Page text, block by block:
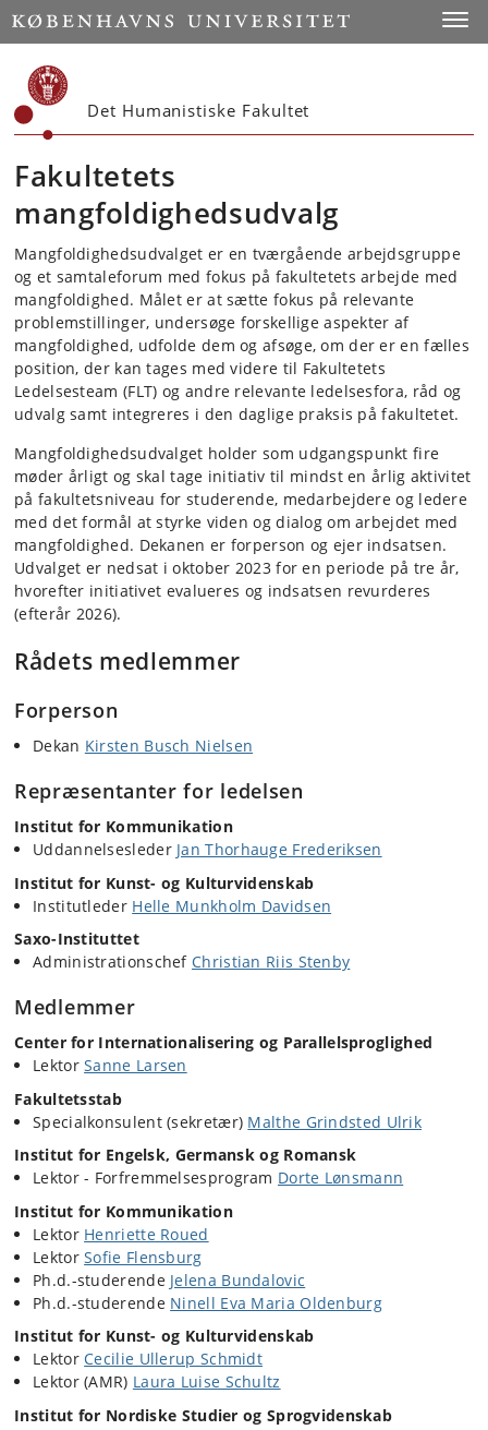
Start
Det Humanistiske Fakultet
Fakultetets
mangfoldighedsudvalg
Mangfoldighedsudvalget er en tværgående arbejdsgruppe
og et samtaleforum med fokus på fakultetets arbejde med
mangfoldighed. Målet er at sætte fokus på relevante
problemstillinger, undersøge forskellige aspekter af
mangfoldighed, udfolde dem og afsøge, om der er en fælles
position, der kan tages med videre til Fakultetets
Ledelsesteam (FLT) og andre relevante ledelsesfora, råd og
udvalg samt integreres i den daglige praksis på fakultetet.
Mangfoldighedsudvalget holder som udgangspunkt fire
møder årligt og skal tage initiativ til mindst en årlig aktivitet
på fakultetsniveau for studerende, medarbejdere og ledere
med det formål at styrke viden og dialog om arbejdet med
mangfoldighed. Dekanen er forperson og ejer indsatsen.
Udvalget er nedsat i oktober 2023 for en periode på tre år,
hvorefter initiativet evalueres og indsatsen revurderes
(efterår 2026).
Rådets medlemmer
Forperson
Dekan Kirsten Busch Nielsen
Repræsentanter for ledelsen
Institut for Kommunikation
Uddannelsesleder Jan Thorhauge Frederiksen
Institut for Kunst- og Kulturvidenskab
Institutleder Helle Munkholm Davidsen
Saxo-Instituttet
AdministrationschefChristian Riis Stenby
Medlemmer
Center for Internationalisering og Parallelsproglighed
LektorSanne Larsen
Fakultetsstab
Specialkonsulent (sekretær) Malthe Grindsted Ulrik
Institut for Engelsk, Germansk og Romansk
Lektor - Forfremmelsesprogram Dorte Lønsmann
Institut for Kommunikation
Lektor Henriette Roued
LektorSofie Flensburg
Ph.d.-studerende Jelena Bundalovic
Ph.d.-studerende Ninell Eva Maria Oldenburg
Institut for Kunst- og Kulturvidenskab
LektorCecilie Ullerup Schmidt
Lektor (AMR) Laura Luise Schultz
Institut for Nordiske Studier og Sprogvidenskab